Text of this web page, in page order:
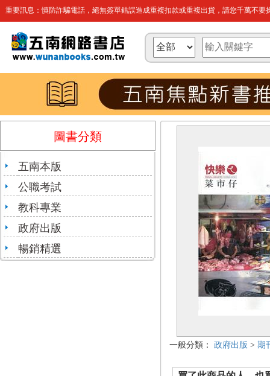
重要訊息：慎防詐騙電話，絕無簽單錯誤造成重複扣款或重複出貨，請您千萬不要
圖書分類
五南本版
公職考試
教科專業
政府出版
暢銷精選
一般分類： 政府出版 > 期